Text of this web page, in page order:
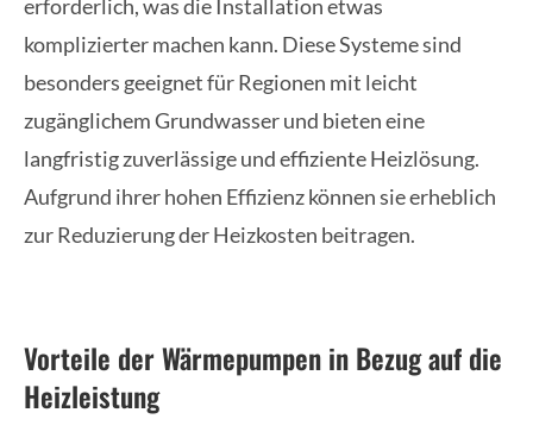
erforderlich, was die Installation etwas
komplizierter machen kann. Diese Systeme sind
besonders geeignet für Regionen mit leicht
zugänglichem Grundwasser und bieten eine
langfristig zuverlässige und effiziente Heizlösung.
Aufgrund ihrer hohen Effizienz können sie erheblich
zur Reduzierung der Heizkosten beitragen.
Vorteile der Wärmepumpen in Bezug auf die
Heizleistung